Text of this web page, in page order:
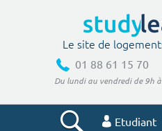
Le site de
01 88 61 15 70
Du lundi au vendredi de 9h
Etudiant